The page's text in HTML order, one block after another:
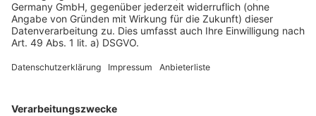
Datenschutz
Impressum
Services